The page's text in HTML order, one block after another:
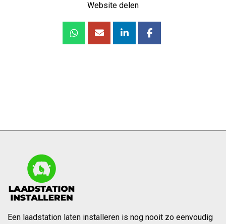
Website delen
Een laadstation laten installeren is nog nooit zo eenvoudig